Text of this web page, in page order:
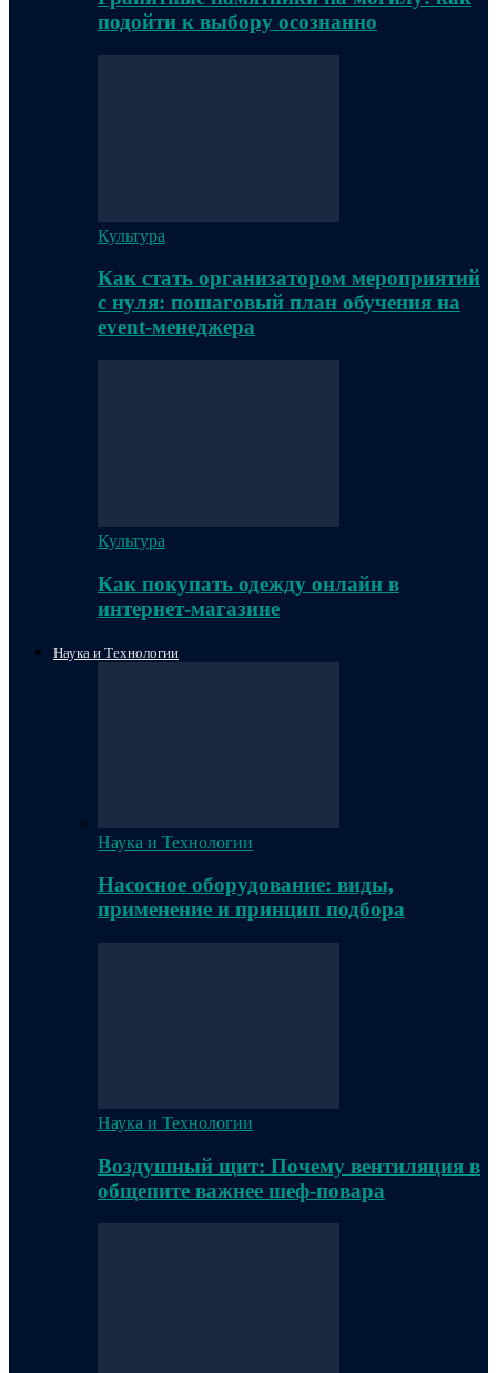
подойти к выбору осознанно
Культура
Как стать организатором мероприятий
с нуля: пошаговый план обучения на
event-менеджера
Культура
Как покупать одежду онлайн в
интернет-магазине
Наука и Технологии
Наука и Технологии
Насосное оборудование: виды,
применение и принцип подбора
Наука и Технологии
Воздушный щит: Почему вентиляция в
общепите важнее шеф-повара